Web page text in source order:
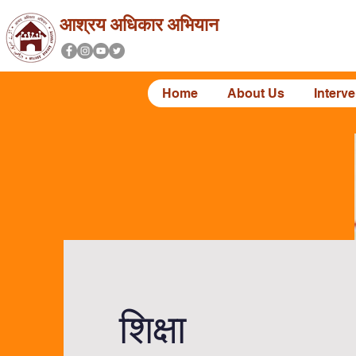
आश्रय अधिकार अभियान
Home About Us
शिक्षा